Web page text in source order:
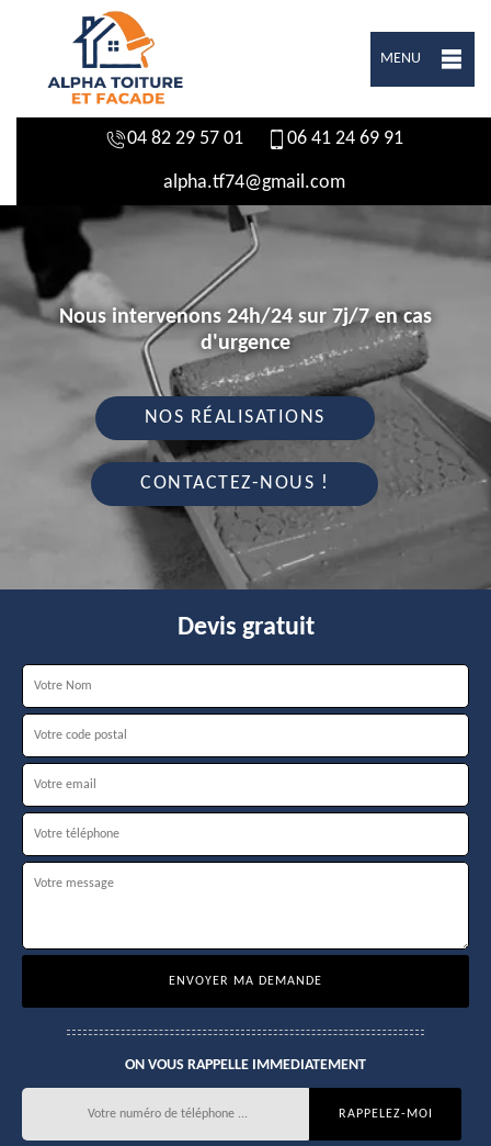
MENU
04 82 29 57 01 06 41 24 69 91
alpha.tf74@gmail.com
Nous intervenons 24h/24 sur 7j/7 en cas
d'urgence
NOS RÉALISATIONS
CONTACTEZ-NOUS !
Devis gratuit
ON VOUS RAPPELLE IMMEDIATEMENT